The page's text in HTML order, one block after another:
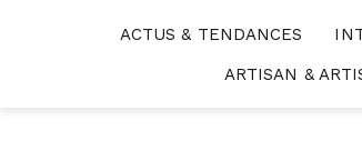
ACTUS & TENDANCES
ARTISAN &